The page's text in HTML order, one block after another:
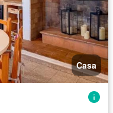
Casa